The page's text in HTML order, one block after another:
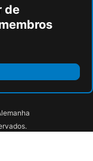
de